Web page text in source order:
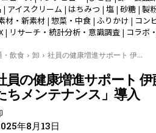
| アイスクリーム | はちみつ | 塩 | 砂糖 | 製
材・新素材 | 惣菜・中食 | ふりかけ | コン
| リサーチ・統計分析・意識調査 | コラボ
・飲食 卸 社員の健康増進サポート 伊...
員の健康増進サポート
ちメンテナンス」導入
年8月13日